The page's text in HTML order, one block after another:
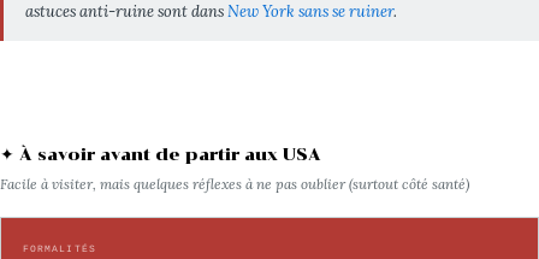
astuces anti-ruine sont dansNew York sans se ruiner.
✦ À savoir avant de partir aux USA
Facile à visiter, mais quelques réflexes à ne pas oublier (surtout côté santé)
FORMALITÉS